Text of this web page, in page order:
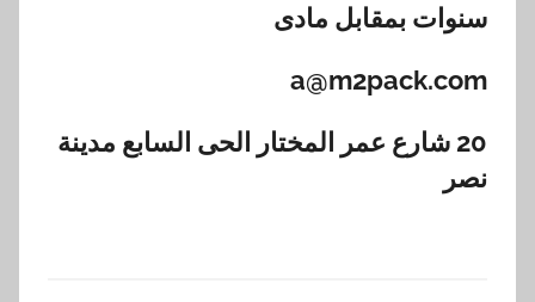
سنوات بمقابل مادى
a@m2pack.com
20 شارع عمر المختار الحى السابع مدينة
نصر